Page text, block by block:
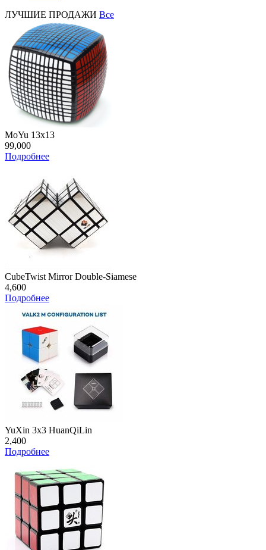
ЛУЧШИЕ ПРОДАЖИ Все
MoYu 13x13
99,000
Подробнее
CubeTwist Mirror Double-Siamese
4,600
Подробнее
YuXin 3x3 HuanQiLin
2,400
Подробнее